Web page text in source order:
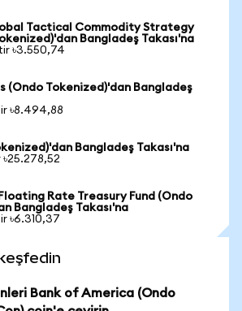
Tactical Commodity Strategy
Bangladeş Takası'na
৳3.550,74
(Ondo Tokenized)'dan Bangladeş
৳8.494,88
Bangladeş Takası'na
৳25.278,52
Rate Treasury Fund (Ondo
Bangladeş Takası'na
৳6.310,37
Bank of America (Ondo